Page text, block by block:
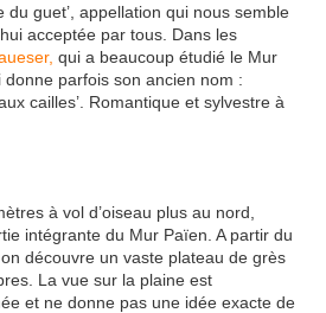
du guet’, appellation qui nous semble
acceptée par tous. Dans les
qui a beaucoup étudié le Mur
parfois son ancien nom :
aux cailles’. Romantique et sylvestre à
à vol d’oiseau plus au nord,
intégrante du Mur Païen. A partir du
découvre un vaste plateau de grès
La vue sur la plaine est
et ne donne pas une idée exacte de